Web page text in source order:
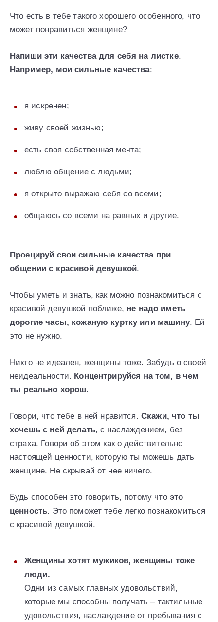
Что есть в тебе такого хорошего особенного, что
может понравиться женщине?
Напиши эти качества для себя на листке.
Например, мои сильные качества:
я искренен;
живу своей жизнью;
есть своя собственная мечта;
люблю общение с людьми;
я открыто выражаю себя со всеми;
общаюсь со всеми на равных и другие.
Проецируй свои сильные качества при
общении с красивой девушкой.
Чтобы уметь и знать, как можно познакомиться с
красивой девушкой поближе, не надо иметь
дорогие часы, кожаную куртку или машину. Ей
это не нужно.
Никто не идеален, женщины тоже. Забудь о своей
неидеальности. Концентрируйся на том, в чем
ты реально хорош.
Говори, что тебе в ней нравится. Скажи, что ты
хочешь с ней делать, с наслаждением, без
страха. Говори об этом как о действительно
настоящей ценности, которую ты можешь дать
женщине. Не скрывай от нее ничего.
Будь способен это говорить, потому что это
ценность. Это поможет тебе легко познакомиться
с красивой девушкой.
Женщины хотят мужиков, женщины тоже
люди.
Одни из самых главных удовольствий,
которые мы способны получать – тактильные
удовольствия, наслаждение от пребывания с